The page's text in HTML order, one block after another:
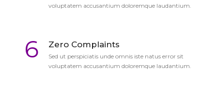
voluptatem accusantium doloremque laudantium.
6 Zero Complaints
Sed ut perspiciatis unde omnis iste natus error sit
voluptatem accusantium doloremque laudantium.